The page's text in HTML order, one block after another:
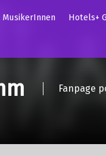
MusikerInnen Hotels+
Fanpage